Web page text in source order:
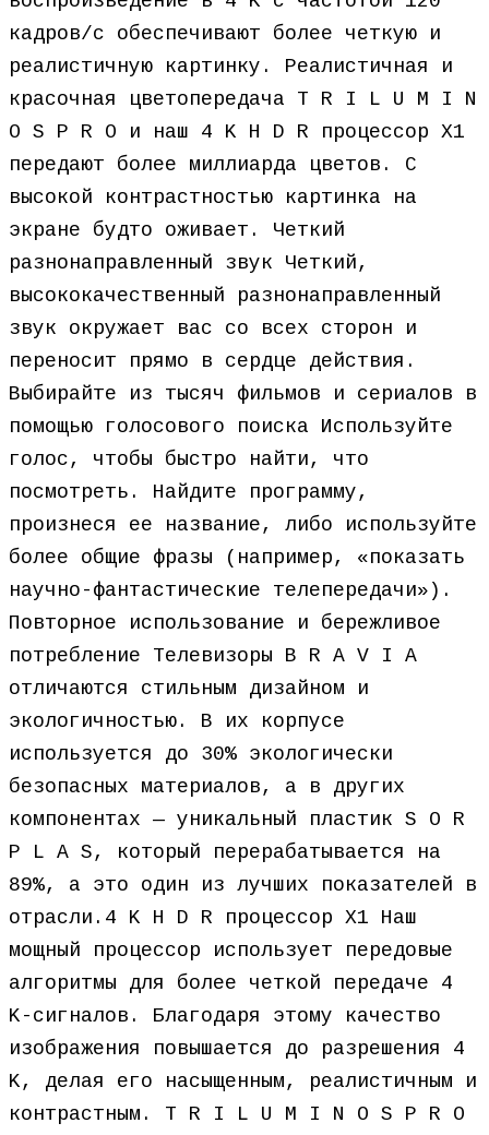
кадров/с обеспечивают более четкую и
реалистичную картинку. Реалистичная и
красочная цветопередача T R I L U M I N
O S P R O и наш 4 K H D R процессор X1
передают более миллиарда цветов. С
высокой контрастностью картинка на
экране будто оживает. Четкий
разнонаправленный звук Четкий,
высококачественный разнонаправленный
звук окружает вас со всех сторон и
переносит прямо в сердце действия.
Выбирайте из тысяч фильмов и сериалов в
помощью голосового поиска Используйте
голос, чтобы быстро найти, что
посмотреть. Найдите программу,
произнеся ее название, либо используйте
более общие фразы (например, «показать
научно-фантастические телепередачи»).
Повторное использование и бережливое
потребление Телевизоры B R A V I A
отличаются стильным дизайном и
экологичностью. В их корпусе
используется до 30% экологически
безопасных материалов, а в других
компонентах — уникальный пластик S O R
P L A S, который перерабатывается на
89%, а это один из лучших показателей в
отрасли.4 K H D R процессор X1 Наш
мощный процессор использует передовые
алгоритмы для более четкой передаче 4
K-сигналов. Благодаря этому качество
изображения повышается до разрешения 4
K, делая его насыщенным, реалистичным и
контрастным. T R I L U M I N O S P R O